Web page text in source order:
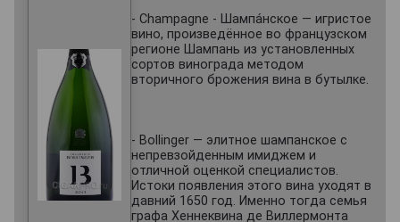
- Champagne - Шампа́нское — игристое
вино, произведённое во французском
регионе Шампань из установленных
сортов винограда методом
вторичного брожения вина в бутылке.
- Bollinger — элитное шампанское с
непревзойденным имиджем и
отличной оценкой специалистов.
Истоки появления этого вина уходят в
давний 1650 год. Именно тогда семья
графа Хеннеквина де Виллермонта